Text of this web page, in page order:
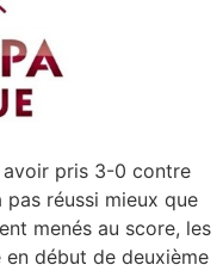
avoir pris 3-0 contre
pas réussi mieux que
menés au score, les
début de deuxième